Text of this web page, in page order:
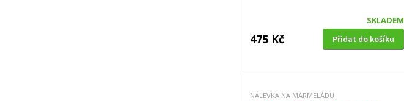
SKLADEM
475 Kč Přidat do košíku
NÁLEVKA NA MARMELÁDU